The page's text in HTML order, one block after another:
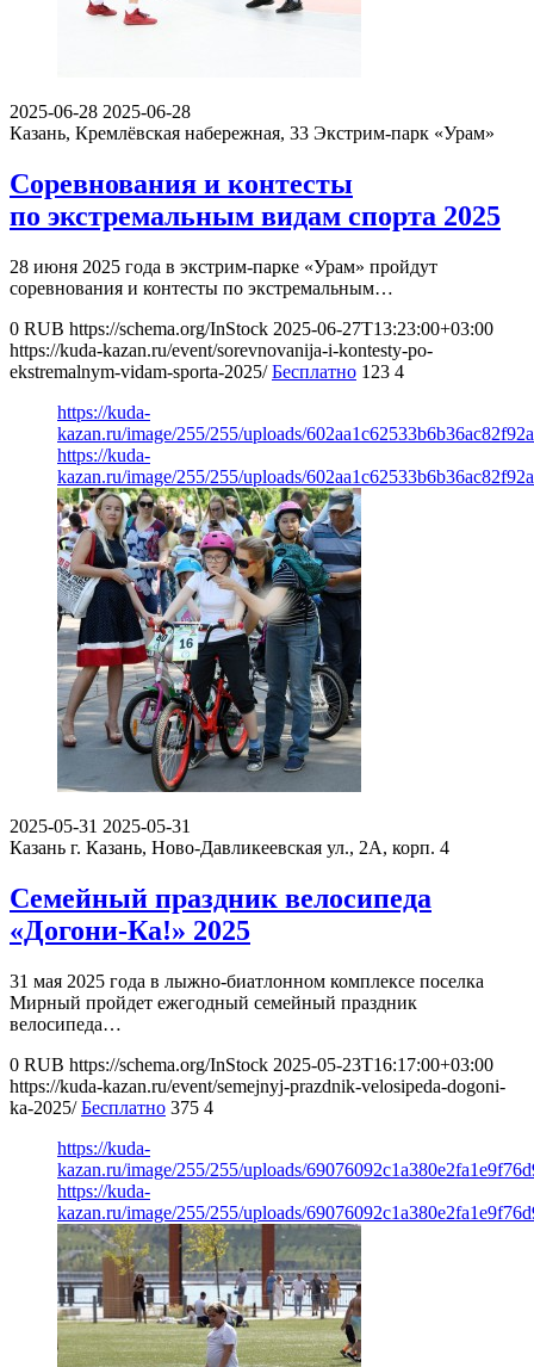
2025-06-28 2025-06-28
Казань, Кремлёвская набережная, 33 Экстрим-парк «Урам»
Соревнования и контесты
по экстремальным видам спорта 2025
28 июня 2025 года в экстрим-парке «Урам» пройдут
соревнования и контесты по экстремальным…
0 RUB https://schema.org/InStock 2025-06-27T13:23:00+03:00
https://kuda-kazan.ru/event/sorevnovanija-i-kontesty-po-
ekstremalnym-vidam-sporta-2025/ Бесплатно 123 4
https://kuda-
kazan.ru/image/255/255/uploads/
https://kuda-
kazan.ru/image/255/255/uploads/
2025-05-31 2025-05-31
Казань г. Казань, Ново-Давликеевская ул., 2А, корп. 4
Семейный праздник велосипеда
«Догони-Ка!» 2025
31 мая 2025 года в лыжно-биатлонном комплексе поселка
Мирный пройдет ежегодный семейный праздник
велосипеда…
0 RUB https://schema.org/InStock 2025-05-23T16:17:00+03:00
https://kuda-kazan.ru/event/semejnyj-prazdnik-velosipeda-dogoni-
ka-2025/ Бесплатно 375 4
https://kuda-
kazan.ru/image/255/255/uploads/
https://kuda-
kazan.ru/image/255/255/uploads/